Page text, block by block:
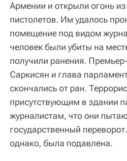
Армении и открыли огонь
пистолетов. Им удалось
помещение под видом
человек были убиты на
получили ранения.
Саркисян и глава
скончались от ран.
присутствующим в здании
журналистам, что они
государственный
однако, была подавлена.